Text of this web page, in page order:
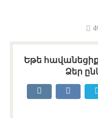
Եթե
Ձեր